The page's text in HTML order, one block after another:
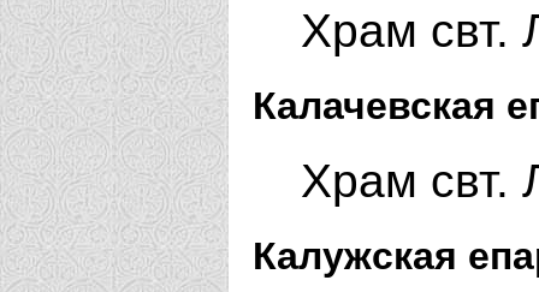
Храм свт.
Калачевская
Храм свт.
Калужская